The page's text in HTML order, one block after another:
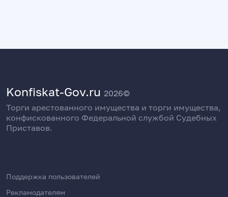
Konfiskat-Gov.ru 2026©
Торги арестованного имущества и торги имущества,
конфискованного Федеральной службой Судебных
Приставов.
Поддержка пользователей
Рекламодателям